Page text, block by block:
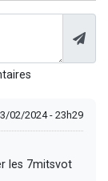
02/2024 - 23h29
les 7mitsvot